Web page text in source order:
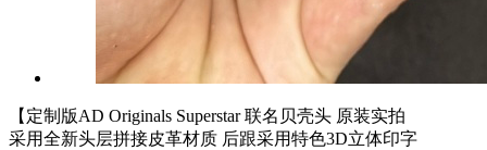
【定制版AD Originals Superstar 联名贝壳头 原装实拍
采用全新头层拼接皮革材质 后跟采用特色3D立体印字